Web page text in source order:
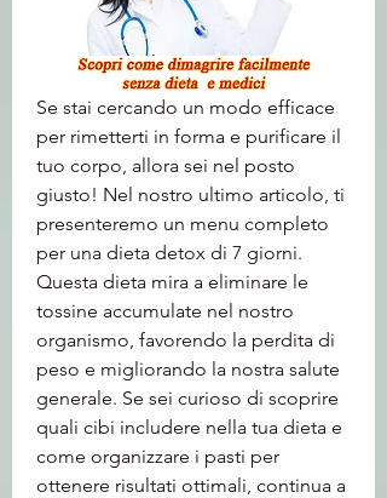
Se stai cercando un modo efficace
per rimetterti in forma e purificare il
tuo corpo, allora sei nel posto
giusto! Nel nostro ultimo articolo, ti
presenteremo un menu completo
per una dieta detox di 7 giorni.
Questa dieta mira a eliminare le
tossine accumulate nel nostro
organismo, favorendo la perdita di
peso e migliorando la nostra salute
generale. Se sei curioso di scoprire
quali cibi includere nella tua dieta e
come organizzare i pasti per
ottenere risultati ottimali, continua a